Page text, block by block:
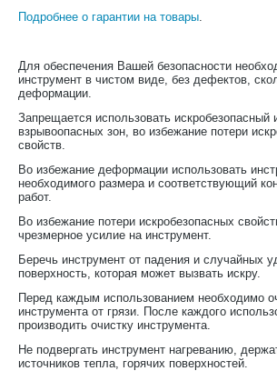
Подробнее о гарантии на товары
Для обеспечения Вашей безопасности
инструмент в чистом виде, без дефектов,
деформации.
Запрещается использовать искробезопасный
взрывоопасных зон, во избежание потери
свойств.
Во избежание деформации использовать
необходимого размера и соответствующий
работ.
Во избежание потери искробезопасных
чрезмерное усилие на инструмент.
Беречь инструмент от падения и случайных
поверхность, которая может вызвать искру.
Перед каждым использованием необходимо
инструмента от грязи. После каждого
производить очистку инструмента.
Не подвергать инструмент нагреванию,
источников тепла, горячих поверхностей.